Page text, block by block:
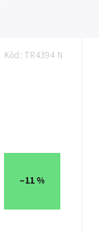
–11 %
Kód:TR4394 N